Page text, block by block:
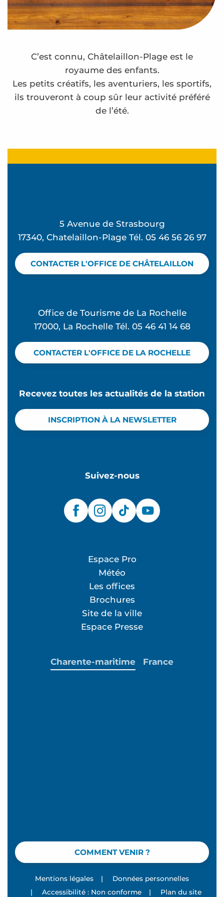
C’est connu, Châtelaillon-Plage est le
royaume des enfants.
Les petits créatifs, les aventuriers, les sportifs,
ils trouveront à coup sûr leur activité préféré
de l’été.
Atelier Tableau de sable - L'été à Beauséjour
Spectacle "Incognito" - Sorties de plage
Atelier Attrape-Rêves rétro chez Vagues et
Coquillages et crustacés - Visite découverte
Atelier Enluminure - L'été à Beauséjour
5 Avenue de Strasbourg
17340, Chatelaillon-Plage Tél. 05 46 56 26 97
CONTACTER L'OFFICE DE CHÂTELAILLON
Office de Tourisme de La Rochelle
17000, La Rochelle Tél. 05 46 41 14 68
CONTACTER L'OFFICE DE LA ROCHELLE
Recevez toutes les actualités de la station
INSCRIPTION À LA NEWSLETTER
Suivez-nous
Espace Pro
Météo
Les offices
Brochures
Site de la ville
Espace Presse
COMMENT VENIR ?
Charente-maritime France
Mentions légales |
Données personnelles
|
Accessibilité : Non conforme | Plan du site